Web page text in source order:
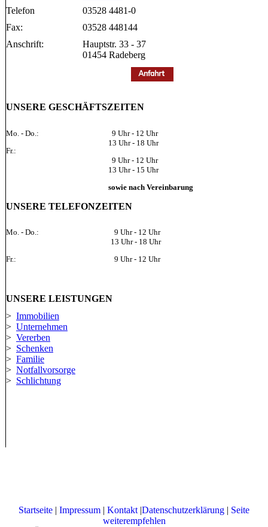
Telefon
03528 4481-0
Fax:
03528 448144
Anschrift:
Hauptstr. 33 - 37
01454 Radeberg
UNSERE GESCHÄFTSZEITEN
Mo. - Do.:
Fr.:
9 Uhr - 12 Uhr
13 Uhr - 18 Uhr
9 Uhr - 12 Uhr
13 Uhr - 15 Uhr
sowie nach Vereinbarung
UNSERE TELEFONZEITEN
Mo. - Do.:
Fr.:
9 Uhr - 12 Uhr
13 Uhr - 18 Uhr
9 Uhr - 12 Uhr
UNSERE LEISTUNGEN
> Immobilien
> Unternehmen
> Vererben
> Schenken
> Familie
> Notfallvorsorge
> Schlichtung
Startseite | Impressum | Kontakt |Datenschutzerklärung | Seite
weiterempfehlen